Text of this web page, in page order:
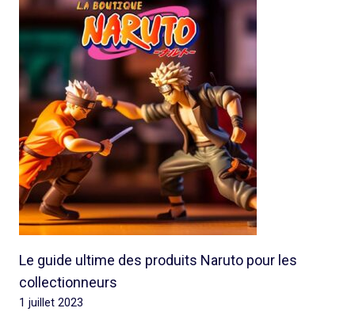
Le guide ultime des produits Naruto pour les
collectionneurs
1 juillet 2023